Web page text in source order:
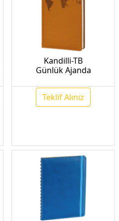
Kandilli-TB
Günlük Ajanda
Teklif Alınız